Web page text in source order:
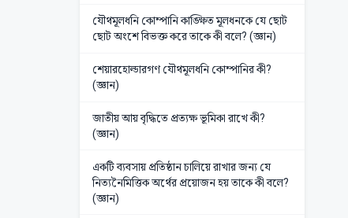
যৌথমূলধনি কোম্পানি কাঙ্ক্ষিত মূলধনকে যে ছোট
ছোট অংশে বিভক্ত করে তাকে কী বলে? (জ্ঞান)
শেয়ারহোল্ডারগণ যৌথমূলধনি কোম্পানির কী?
(জ্ঞান)
জাতীয় আয় বৃদ্ধিতে প্রত্যক্ষ ভূমিকা রাখে কী?
(জ্ঞান)
একটি ব্যবসায় প্রতিষ্ঠান চালিয়ে রাখার জন্য যে
নিত্যনৈমিত্তিক অর্থের প্রয়োজন হয় তাকে কী বলে?
(জ্ঞান)